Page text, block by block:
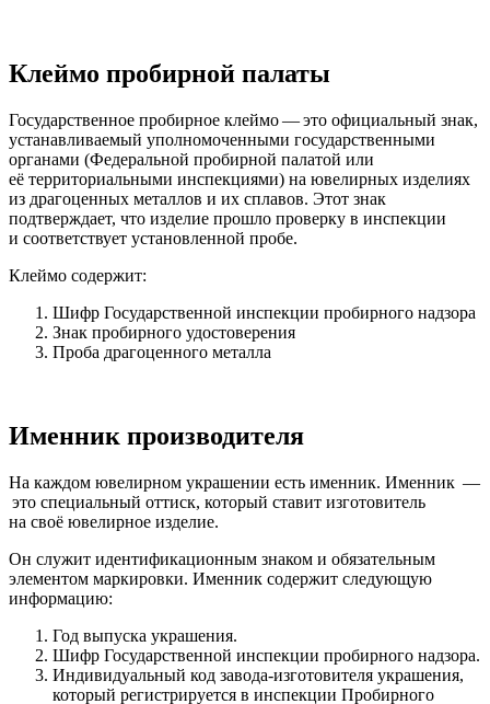
Клеймо пробирной палаты
Государственное пробирное клеймо — это официальный знак,
устанавливаемый уполномоченными государственными
органами (Федеральной пробирной палатой или
её территориальными инспекциями) на ювелирных изделиях
из драгоценных металлов и их сплавов. Этот знак
подтверждает, что изделие прошло проверку в инспекции
и соответствует установленной пробе.
Клеймо содержит:
Шифр Государственной инспекции пробирного надзора
Знак пробирного удостоверения
Проба драгоценного металла
Именник производителя
На каждом ювелирном украшении есть именник. Именник —
это специальный оттиск, который ставит изготовитель
на своё ювелирное изделие.
Он служит идентификационным знаком и обязательным
элементом маркировки. Именник содержит следующую
информацию:
Год выпуска украшения.
Шифр Государственной инспекции пробирного надзора.
Индивидуальный код завода-изготовителя украшения,
который регистрируется в инспекции Пробирного